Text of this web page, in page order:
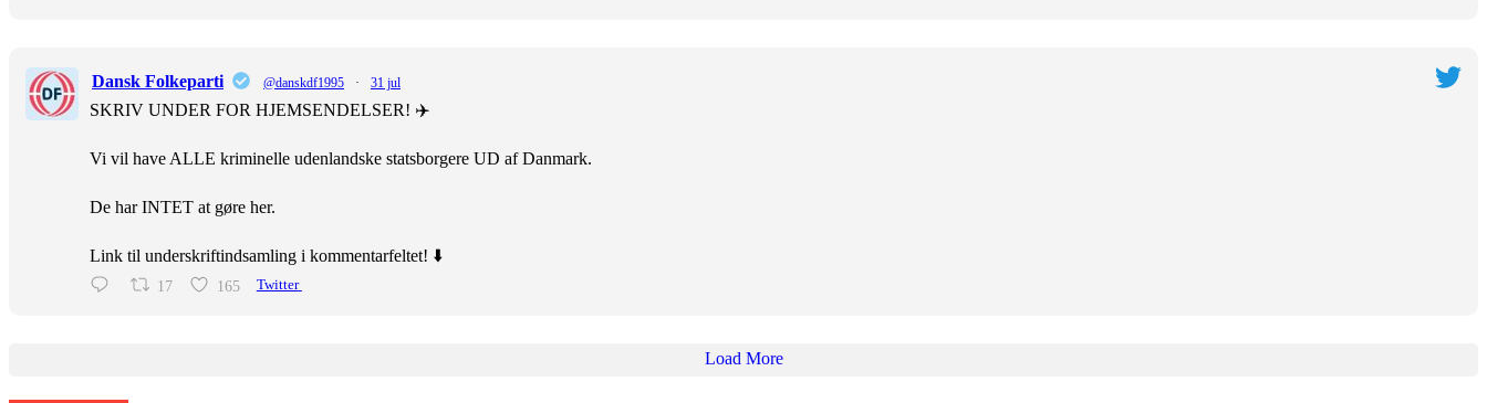
Dansk Folkeparti @danskdf1995 · 31 jul
SKRIV UNDER FOR HJEMSENDELSER! ✈️
Vi vil have ALLE kriminelle udenlandske statsborgere UD af Danmark.
De har INTET at gøre her.
Link til underskriftindsamling i kommentarfeltet! ⬇️
17 165 Twitter
Load More